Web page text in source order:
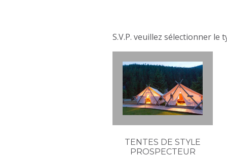
S.V.P. veuillez sélectionner le
TENTES DE STYLE
PROSPECTEUR